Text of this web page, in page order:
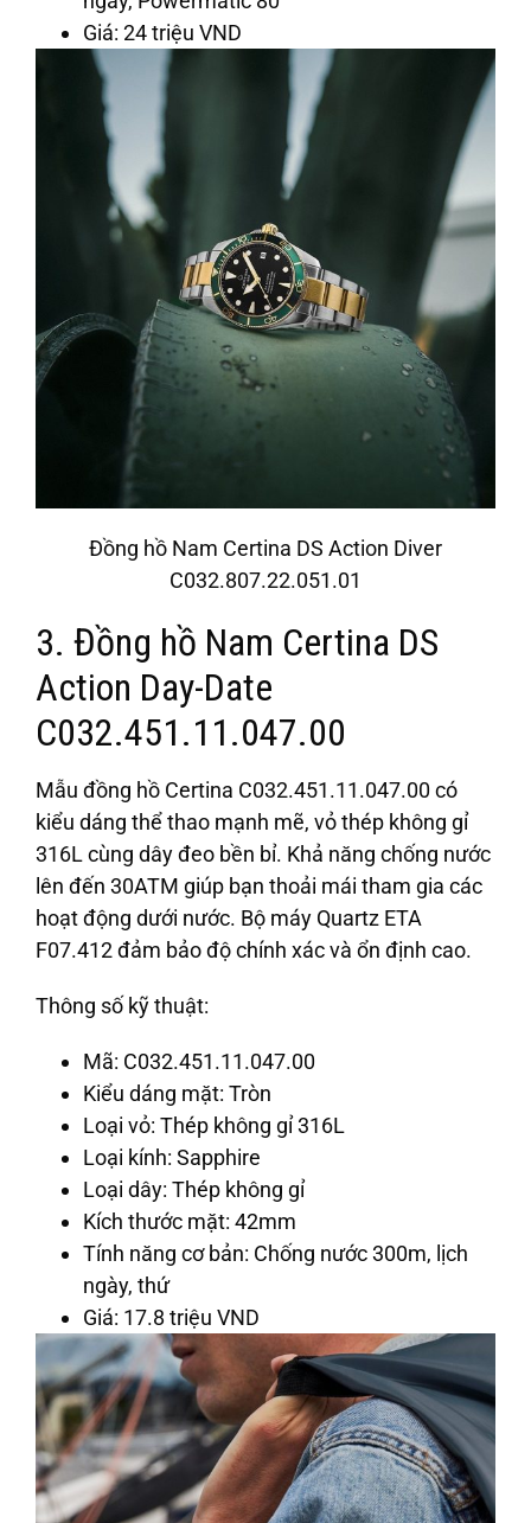
Giá: 24 triệu VND
Đồng hồ Nam Certina DS Action Diver
C032.807.22.051.01
3. Đồng hồ Nam Certina DS
Action Day-Date
C032.451.11.047.00
Mẫu đồng hồ Certina C032.451.11.047.00 có
kiểu dáng thể thao mạnh mẽ, vỏ thép không gỉ
316L cùng dây đeo bền bỉ. Khả năng chống nước
lên đến 30ATM giúp bạn thoải mái tham gia các
hoạt động dưới nước. Bộ máy Quartz ETA
F07.412 đảm bảo độ chính xác và ổn định cao.
Thông số kỹ thuật:
Mã: C032.451.11.047.00
Kiểu dáng mặt: Tròn
Loại vỏ: Thép không gỉ 316L
Loại kính: Sapphire
Loại dây: Thép không gỉ
Kích thước mặt: 42mm
Tính năng cơ bản: Chống nước 300m, lịch
ngày, thứ
Giá: 17.8 triệu VND